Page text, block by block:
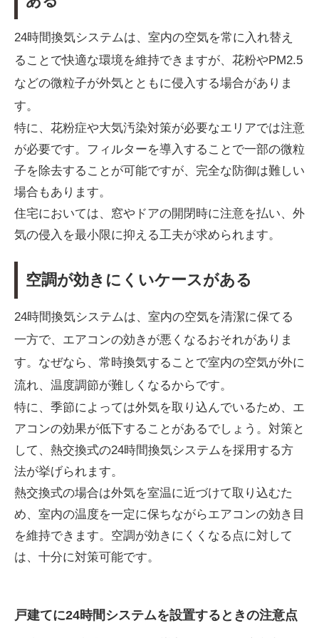
24時間換気システムは、室内の空気を常に入れ替え
ることで快適な環境を維持できますが、花粉やPM2.5
などの微粒子が外気とともに侵入する場合がありま
す。
特に、花粉症や大気汚染対策が必要なエリアでは注意
が必要です。フィルターを導入することで一部の微粒
子を除去することが可能ですが、完全な防御は難しい
場合もあります。
住宅においては、窓やドアの開閉時に注意を払い、外
気の侵入を最小限に抑える工夫が求められます。
空調が効きにくいケースがある
24時間換気システムは、室内の空気を清潔に保てる
一方で、エアコンの効きが悪くなるおそれがありま
す。なぜなら、常時換気することで室内の空気が外に
流れ、温度調節が難しくなるからです。
特に、季節によっては外気を取り込んでいるため、エ
アコンの効果が低下することがあるでしょう。対策と
して、熱交換式の24時間換気システムを採用する方
法が挙げられます。
熱交換式の場合は外気を室温に近づけて取り込むた
め、室内の温度を一定に保ちながらエアコンの効き目
を維持できます。空調が効きにくくなる点に対して
は、十分に対策可能です。
戸建てに24時間システムを設置するときの注意点